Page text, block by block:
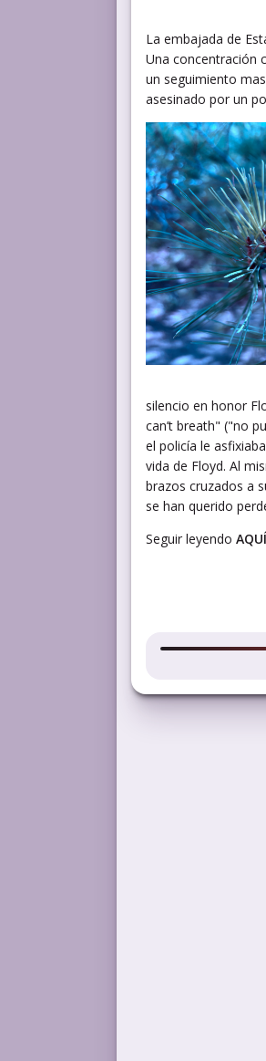
La embajada de
Una concentración
un seguimiento
asesinado por un
silencio en honor
can’t breath" ("no
el policía le
vida de Floyd. Al
brazos cruzados a
se han querido
Seguir leyendo AQUÍ